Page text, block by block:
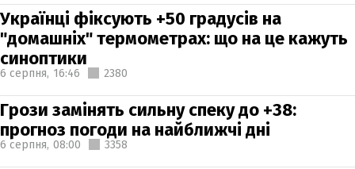
Українці фіксують +50 градусів на
"домашніх" термометрах: що на це кажуть
синоптики
6 серпня, 16:46 2380
Грози замінять сильну спеку до +38:
прогноз погоди на найближчі дні
6 серпня, 08:00 3358